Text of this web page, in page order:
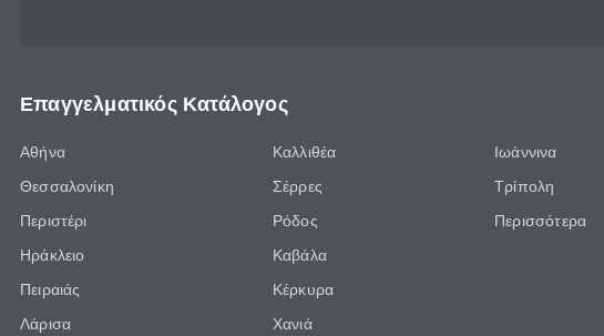
Επαγγελματικός Κατάλογος
Αθήνα
Θεσσαλονίκη
Περιστέρι
Ηράκλειο
Πειραιάς
Λάρισα
Καλλιθέα
Σέρρες
Ρόδος
Καβάλα
Κέρκυρα
Χανιά
Ιωάννινα
Τρίπολη
Περισσότερα